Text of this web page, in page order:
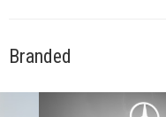
Branded